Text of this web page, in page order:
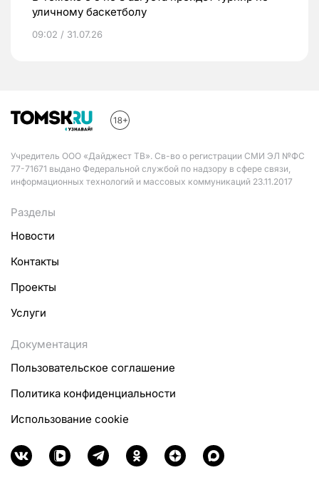
уличному баскетболу
09:02 / 31.07.26
Учредитель ООО «Дайджест ТВ». Св-во о регистрации СМИ ЭЛ №ФС
77-71671 выдано Федеральной службой по надзору в сфере связи,
информационных технологий и массовых коммуникаций 23.11.2017
Разделы
Новости
Контакты
Проекты
Услуги
Документация
Пользовательское соглашение
Политика конфиденциальности
Использование cookie